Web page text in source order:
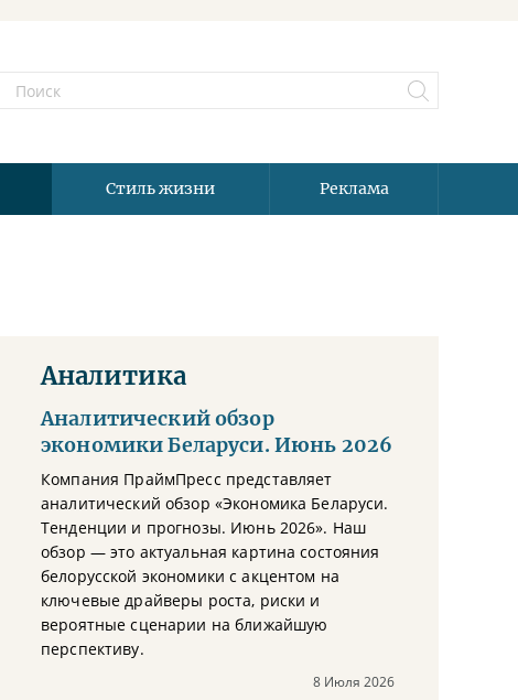
Стиль жизни Реклама
Аналитика
Аналитический обзор
экономики Беларуси. Июнь 2026
Компания ПраймПресс представляет
аналитический обзор «Экономика Беларуси.
Тенденции и прогнозы. Июнь 2026». Наш
обзор — это актуальная картина состояния
белорусской экономики с акцентом на
ключевые драйверы роста, риски и
вероятные сценарии на ближайшую
перспективу.
8 Июля 2026